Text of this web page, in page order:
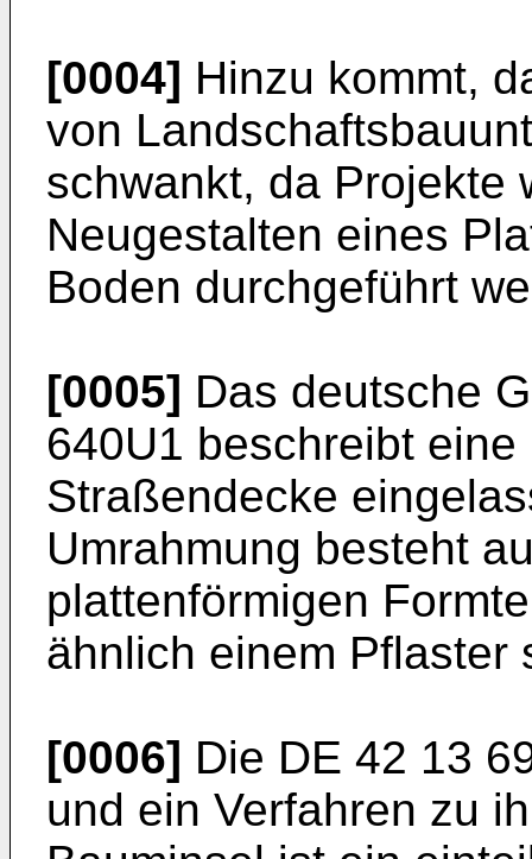
[0004] Hinzu kommt,
von
schwankt, da Projekte
Neugestalten eines
Boden durchgeführt
[0005] Das deutsche
640U1 beschreibt
Straßendecke
Umrahmung besteht
plattenförmigen
ähnlich einem Pflaster
[0006] Die DE 42 13
und ein Verfahren zu